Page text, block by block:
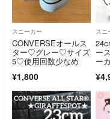
スニーカー
CONVERSEオールス
ター♡グレー♡サイズ
5♡使用回数少なめ
¥1,800
スニ
ー
ー